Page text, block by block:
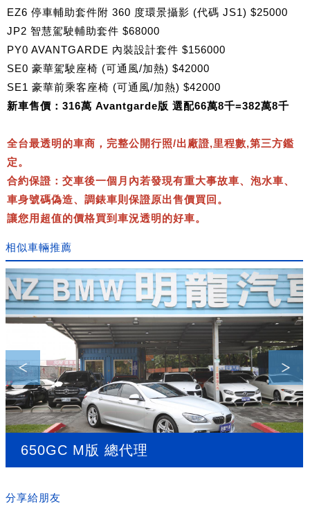
EZ6 停車輔助套件附 360 度環景攝影 (代碼 JS1) $25000
JP2 智慧駕駛輔助套件 $68000
PY0 AVANTGARDE 內裝設計套件 $156000
SE0 豪華駕駛座椅 (可通風/加熱) $42000
SE1 豪華前乘客座椅 (可通風/加熱) $42000
新車售價：316萬 Avantgarde版 選配66萬8千=382萬8千
全台最透明的車商，完整公開行照/出廠證,里程數,第三方鑑
定。
合約保證：交車後一個月內若發現有重大事故車、泡水車、
車身號碼偽造、調錶車則保證原出售價買回。
讓您用超值的價格買到車況透明的好車。
相似車輛推薦
650GC M版 總代理
分享給朋友